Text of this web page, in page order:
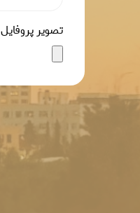
تصویر پروفایل